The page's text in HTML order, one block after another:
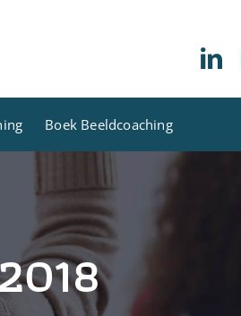
Boek Beeldcoaching